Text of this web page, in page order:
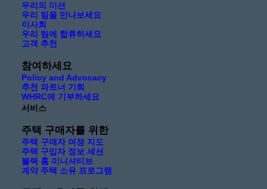
우리의 미션
우리 팀을 만나보세요
이사회
우리 팀에 합류하세요
고객 추천
참여하세요
Policy and Advocacy
추천 파트너 기회
WHRC에 기부하세요
서비스
주택 구매자를 위한
주택 구매자 여정 지도
주택 구입자 정보 세션
블랙 홈 이니셔티브
계약 주택 소유 프로그램